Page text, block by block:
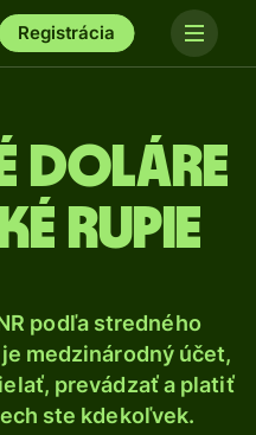
Registrácia
doláre
rupie
podľa stredného
medzinárodný účet,
prevádzať a platiť
ste kdekoľvek.